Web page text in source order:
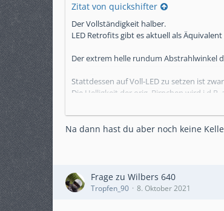
Zitat von quickshifter
Der Vollständigkeit halber.
LED Retrofits gibt es aktuell als
Der extrem helle rundum Abstrahlwinkel
Stattdessen auf Voll-LED zu setzen ist
Die Helligkeit der orig. Birnchen wird
Wer es -bei überschaubarem Budget-
Na dann hast du aber noch keine
Frage zu Wilbers 640
Tropfen_90 8. Oktober 2021